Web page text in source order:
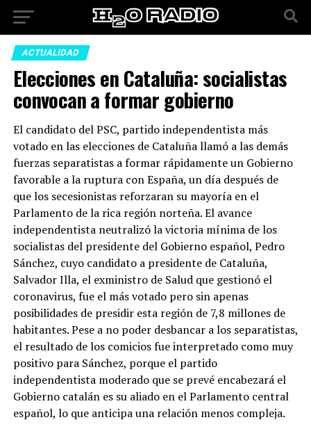
ACTUALIDAD
Elecciones en Cataluña: socialistas
convocan a formar gobierno
El candidato del PSC, partido independentista más
votado en las elecciones de Cataluña llamó a las demás
fuerzas separatistas a formar rápidamente un Gobierno
favorable a la ruptura con España, un día después de
que los secesionistas reforzaran su mayoría en el
Parlamento de la rica región norteña. El avance
independentista neutralizó la victoria mínima de los
socialistas del presidente del Gobierno español, Pedro
Sánchez, cuyo candidato a presidente de Cataluña,
Salvador Illa, el exministro de Salud que gestionó el
coronavirus, fue el más votado pero sin apenas
posibilidades de presidir esta región de 7,8 millones de
habitantes. Pese a no poder desbancar a los separatistas,
el resultado de los comicios fue interpretado como muy
positivo para Sánchez, porque el partido
independentista moderado que se prevé encabezará el
Gobierno catalán es su aliado en el Parlamento central
español, lo que anticipa una relación menos compleja.